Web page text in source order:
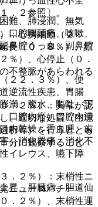
難、肺浸潤、無気
口腔咽頭痛、咳嗽、
鼻腔うっ血、副鼻腔
２２．３％）、便
逆流性疾患、胃腸
満、腹水、嘔吐、下
口腔内痛、口腔内潰
内乾燥、舌血腫、歯
、消化器痛、消化不
イレウス、嚥下障
昇、肝臓痛、胆道仙
．２参照〕。
：心房細動（２．
長（０．８％）、頻
％）、心停止（０．
不整脈があらわれる
．２％）：異常が認
、適切な処置（生理
析等）を行うととも
分に観察すること
．２％）：末梢性ニ
ニューロパチー
．２％）、末梢性運